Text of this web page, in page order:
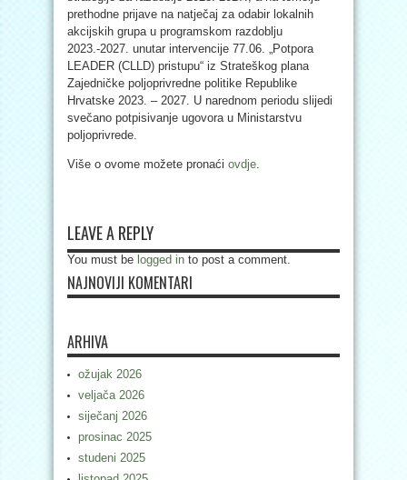
prethodne prijave na natječaj za odabir lokalnih
akcijskih grupa u programskom razdoblju
2023.-2027. unutar intervencije 77.06. „Potpora
LEADER (CLLD) pristupu“ iz Strateškog plana
Zajedničke poljoprivredne politike Republike
Hrvatske 2023. – 2027. U narednom periodu slijedi
svečano potpisivanje ugovora u Ministarstvu
poljoprivrede.
Više o ovome možete pronaći ovdje.
LEAVE A REPLY
You must be logged in to post a comment.
NAJNOVIJI KOMENTARI
ARHIVA
ožujak 2026
veljača 2026
siječanj 2026
prosinac 2025
studeni 2025